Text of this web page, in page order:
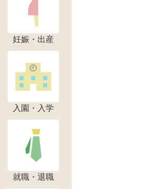
妊娠・出産
入園・入学
就職・退職